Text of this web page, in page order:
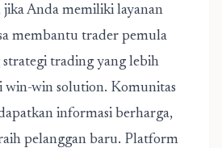
jika Anda memiliki layanan
membantu trader pemula
trading yang lebih
win-win solution. Komunitas
informasi berharga,
pelanggan baru. Platform